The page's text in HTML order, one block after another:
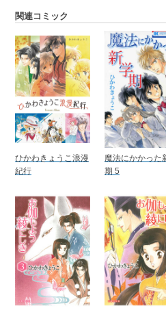
関連コミック
ひかわきょうこ浪漫
紀行
魔法にかかった
期 5